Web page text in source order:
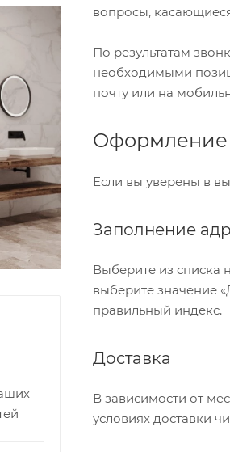
вопросы,
По результатам
необходимыми
почту или на
Оформление
Если вы уверены в
Заполнение
Выберите из списка
выберите значение
правильный индекс.
Доставка
В зависимости от
условиях доставки